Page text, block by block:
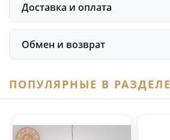
Доставка и оплата
Обмен и возврат
ПОПУЛЯРНЫЕ В РАЗДЕЛЕ